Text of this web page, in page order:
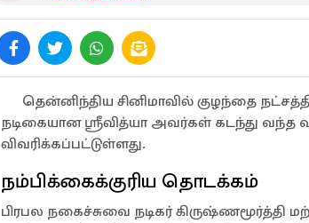
தென்னிந்திய சினிமாவில் குழந்தை
நடிகையான ஶ்ரீவித்யா அவர்கள் கடந்து வந்த
விவரிக்கப்பட்டுள்ளது.
நம்பிக்கைக்குரிய தொடக்கம்
பிரபல நகைச்சுவை நடிகர் கிருஷ்ணமூர்த்தி